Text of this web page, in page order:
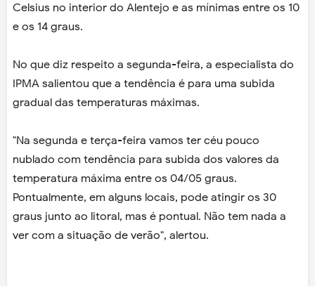
Celsius no interior do Alentejo e as mínimas entre os 10
e os 14 graus.
No que diz respeito a segunda-feira, a especialista do
IPMA salientou que a tendência é para uma subida
gradual das temperaturas máximas.
"Na segunda e terça-feira vamos ter céu pouco
nublado com tendência para subida dos valores da
temperatura máxima entre os 04/05 graus.
Pontualmente, em alguns locais, pode atingir os 30
graus junto ao litoral, mas é pontual. Não tem nada a
ver com a situação de verão", alertou.